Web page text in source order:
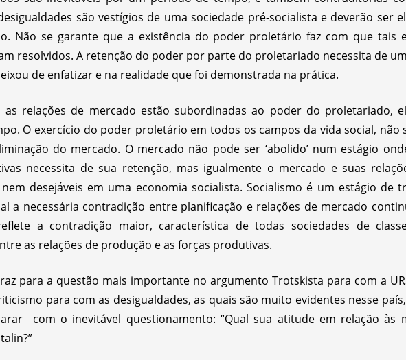
são vestígios de uma sociedade pré-socialista e deverão ser
Não se garante que a existência do poder proletário faz com que tais
resolvidos. A retenção do poder por parte do proletariado necessita de
de enfatizar e na realidade que foi demonstrada na prática.
as relações de mercado estão subordinadas ao poder do proletariado,
O exercício do poder proletário em todos os campos da vida social, não
do mercado. O mercado não pode ser ‘abolido’ num estágio
necessita de sua retenção, mas igualmente o mercado e suas
desejáveis em uma economia socialista. Socialismo é um estágio de
a necessária contradição entre planificação e relações de mercado
a contradição maior, característica de todas sociedades de
as relações de produção e as forças produtivas.
para a questão mais importante no argumento Trotskista para com a
para com as desigualdades, as quais são muito evidentes nesse
com o inevitável questionamento: “Qual sua atitude em relação às